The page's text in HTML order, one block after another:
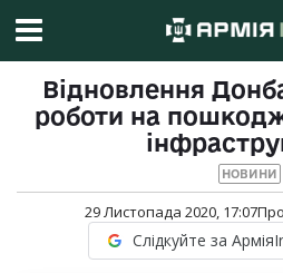
Відновлення
роботи на
НОВИНИ
29 Листопада 2020, 17:07
Слідкуйте за